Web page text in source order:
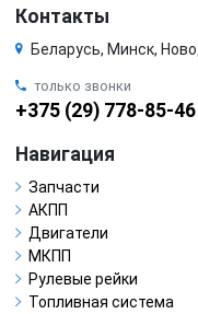
Контакты
Беларусь, Минск,
только звонки
+375 (29) 778-85-46
Навигация
Запчасти
АКПП
Двигатели
МКПП
Рулевые рейки
Топливная система